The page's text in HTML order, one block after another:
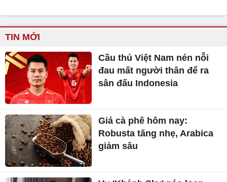
TIN MỚI
Cầu thủ Việt Nam nén nỗi
đau mất người thân để ra
sân đấu Indonesia
Giá cà phê hôm nay:
Robusta tăng nhẹ, Arabica
giảm sâu